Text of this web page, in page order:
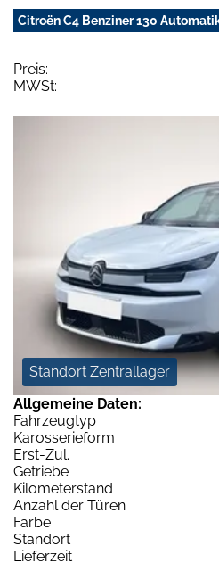
Citroën C4 Benziner 130
Preis:
MWSt:
Standort Zentrallager
Allgemeine Daten:
Fahrzeugtyp
Karosserieform
Erst-Zul.
Getriebe
Kilometerstand
Anzahl der Türen
Farbe
Standort
Lieferzeit